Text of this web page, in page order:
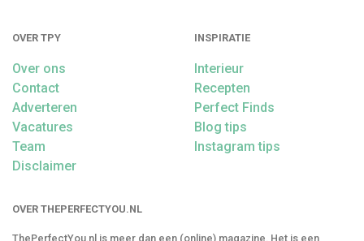
OVER TPY
Over ons
Contact
Adverteren
Vacatures
Team
Disclaimer
INSPIRATIE
Interieur
Recepten
Perfect Finds
Blog tips
Instagram tips
OVER THEPERFECTYOU.NL
ThePerfectYou.nl is meer dan een (online) magazine. Het is een